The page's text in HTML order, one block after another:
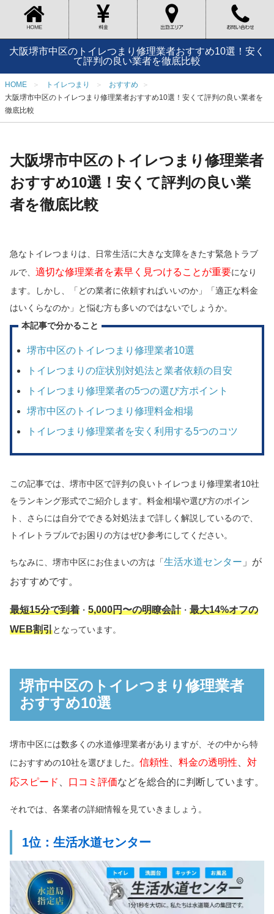
大阪堺市中区のトイレつまり修理業者おすすめ10選！安く
て評判の良い業者を徹底比較
HOME トイレつまり
おすすめ
大阪堺市中区のトイレつまり修理業者おすすめ10選！安くて評判の良い業者を
徹底比較
大阪堺市中区のトイレつまり修理業者
おすすめ10選！安くて評判の良い業
者を徹底比較
急なトイレつまりは、日常生活に大きな支障をきたす緊急トラブ
ルで、 適切な修理業者を素早く見つけることが重要になり
ます。しかし、「どの業者に依頼すればいいのか」「適正な料金
はいくらなのか」と悩む方も多いのではないでしょうか。
本記事で分かること
堺市中区のトイレつまり修理業者10選
トイレつまりの症状別対処法と業者依頼の目安
トイレつまり修理業者の5つの選び方ポイント
堺市中区のトイレつまり修理料金相場
トイレつまり修理業者を安く利用する5つのコツ
この記事では、堺市中区で評判の良いトイレつまり修理業者10社
をランキング形式でご紹介します。料金相場や選び方のポイン
ト、さらには自分でできる対処法まで詳しく解説しているので、
トイレトラブルでお困りの方はぜひ参考にしてください。
ちなみに、堺市中区にお住まいの方は「生活水道センター 」が
おすすめです。
最短15分で到着 ・ 5,000円〜の明瞭会計・ 最大14%オフの
WEB割引となっています。
堺市中区のトイレつまり修理業者
おすすめ10選
堺市中区には数多くの水道修理業者がありますが、その中から特
におすすめの10社を選びました。 信頼性 料金の透明性
対
応スピード
口コミ評価などを総合的に判断しています。
それでは、各業者の詳細情報を見ていきましょう。
1位：生活水道センター